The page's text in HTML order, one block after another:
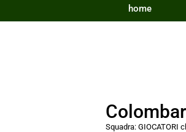
home
Squadra: GIOCATORI